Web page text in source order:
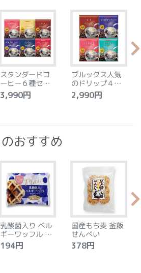
スタンダードコ
ーヒー６種セッ
ト 円
ブルックス人気
のドリップ４種
セット
2,990円
おすすめ
乳酸菌入り ベル
ギーワッフル プ
レーン
円
国産もち麦 釜飯
せんべい
378円